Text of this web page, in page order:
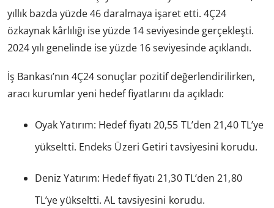
yıllık bazda yüzde 46 daralmaya işaret etti. 4Ç24
özkaynak kârlılığı ise yüzde 14 seviyesinde gerçekleşti.
2024 yılı genelinde ise yüzde 16 seviyesinde açıklandı.
İş Bankası’nın 4Ç24 sonuçlar pozitif değerlendirilirken,
aracı kurumlar yeni hedef fiyatlarını da açıkladı:
Oyak Yatırım: Hedef fiyatı 20,55 TL’den 21,40 TL’ye
yükseltti. Endeks Üzeri Getiri tavsiyesini korudu.
Deniz Yatırım: Hedef fiyatı 21,30 TL’den 21,80
TL’ye yükseltti. AL tavsiyesini korudu.